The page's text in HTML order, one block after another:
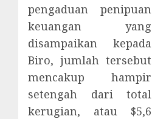
pengaduan penipuan
keuangan yang
disampaikan kepada
Biro, jumlah tersebut
mencakup hampir
setengah dari total
kerugian, atau $5,6